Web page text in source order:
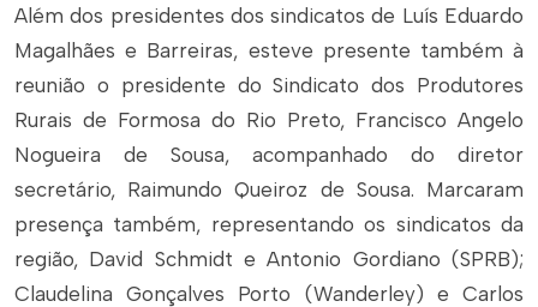
Além dos presidentes dos sindicatos de Luís Eduardo
Magalhães e Barreiras, esteve presente também à
reunião o presidente do Sindicato dos Produtores
Rurais de Formosa do Rio Preto, Francisco Angelo
Nogueira de Sousa, acompanhado do diretor
secretário, Raimundo Queiroz de Sousa. Marcaram
presença também, representando os sindicatos da
região, David Schmidt e Antonio Gordiano (SPRB);
Claudelina Gonçalves Porto (Wanderley) e Carlos